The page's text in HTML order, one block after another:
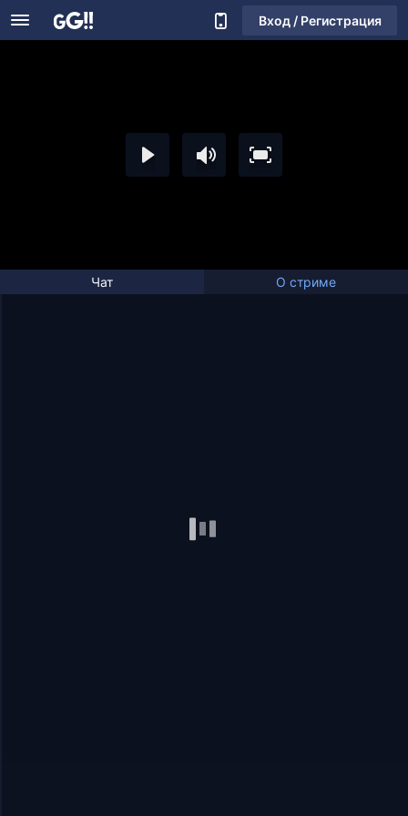
Вход / Регистрация
Чат О стриме